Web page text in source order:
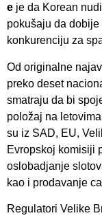
e je da Korean
pokušaju da
konkurenciju za
Od originalne
preko deset
smatraju da bi
položaj na
su iz SAD, EU,
Evropskoj komisiji
oslobadjanje
kao i prodavanje
Regulatori Velike